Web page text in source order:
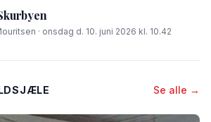
· onsdag d. 10. juni 2026 kl. 10.42
Se alle →